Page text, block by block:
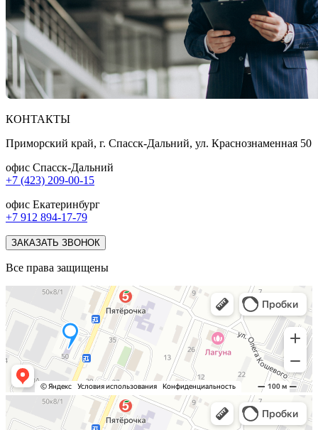
КОНТАКТЫ
Приморский край, г. Спасск-Дальний, ул. Краснознаменная 50
офис Спасск-Дальний
+7 (423) 209-00-15
офис Екатеринбург
+7 912 894-17-79
ЗАКАЗАТЬ ЗВОНОК
Все права защищены